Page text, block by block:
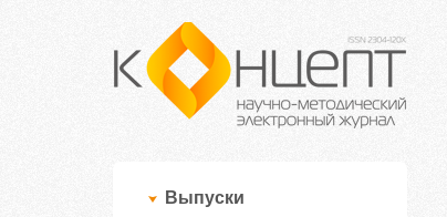
Выпуски